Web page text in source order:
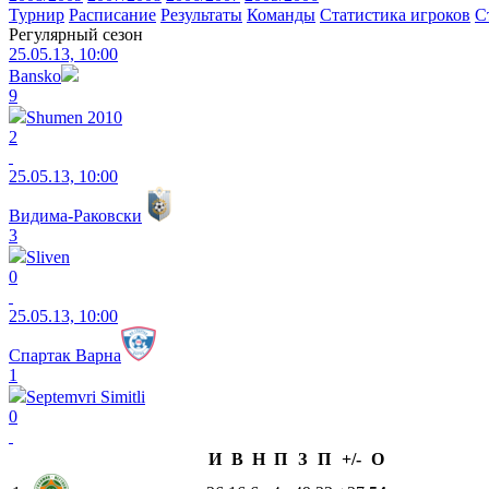
Турнир Расписание Результаты Команды Статистика игроков
Регулярный сезон
25.05.13, 10:00
Bansko
9
Shumen 2010
2
25.05.13, 10:00
Видима-Раковски
3
Sliven
0
25.05.13, 10:00
Спартак Варна
1
Septemvri Simitli
0
И В Н П З П +/- О